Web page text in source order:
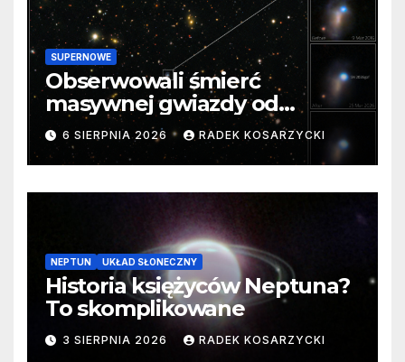
SUPERNOWE
Obserwowali śmierć
masywnej gwiazdy od
samego początku. Niezwykle
cenne dane
6 SIERPNIA 2026 RADEK KOSARZYCKI
NEPTUN UKŁAD SŁONECZNY
Historia księżyców Neptuna?
To skomplikowane
3 SIERPNIA 2026 RADEK KOSARZYCKI